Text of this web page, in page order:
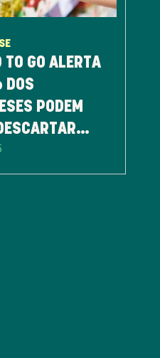
TO GO ALERTA
DOS
PODEM
EM BOM